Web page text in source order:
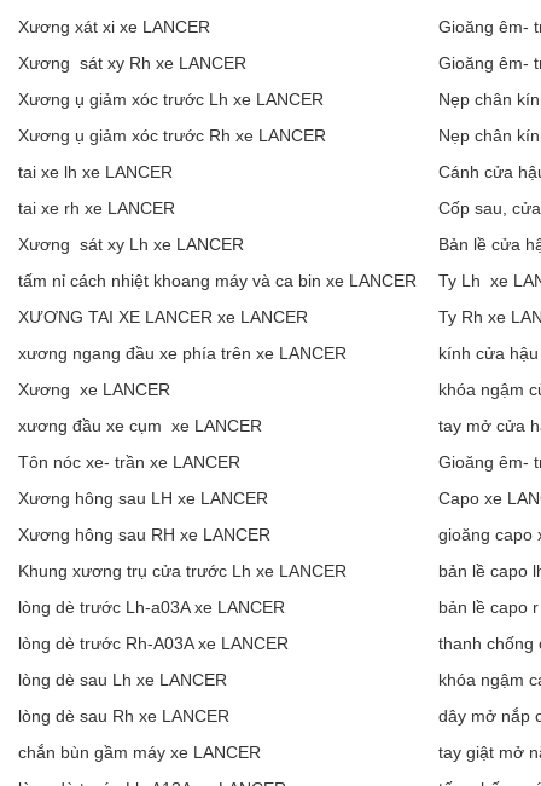
Xương xát xi xe LANCER
Gioăng êm-
Xương sát xy Rh xe LANCER
Gioăng êm-
Xương ụ giảm xóc trước Lh xe LANCER
Nẹp chân
Xương ụ giảm xóc trước Rh xe LANCER
Nẹp chân
tai xe lh xe LANCER
Cánh cửa
tai xe rh xe LANCER
Cốp sau,
Xương sát xy Lh xe LANCER
Bản lề cửa
tấm nỉ cách nhiệt khoang máy và ca bin xe LANCER
Ty Lh xe
XƯƠNG TAI XE LANCER xe LANCER
Ty Rh xe
xương ngang đầu xe phía trên xe LANCER
kính cửa
Xương xe LANCER
khóa ngậm
xương đầu xe cụm xe LANCER
tay mở cửa
Tôn nóc xe- trần xe LANCER
Gioăng êm-
Xương hông sau LH xe LANCER
Capo xe
Xương hông sau RH xe LANCER
gioăng capo
Khung xương trụ cửa trước Lh xe LANCER
bản lề capo
lòng dè trước Lh-a03A xe LANCER
bản lề capo
lòng dè trước Rh-A03A xe LANCER
thanh chống
lòng dè sau Lh xe LANCER
khóa ngậm
lòng dè sau Rh xe LANCER
dây mở nắp
chắn bùn gầm máy xe LANCER
tay giật mở